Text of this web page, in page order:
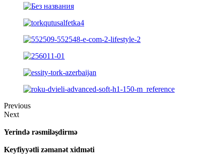
Previous
Next
Yerində rəsmiləşdirmə
Keyfiyyətli zəmanət xidməti